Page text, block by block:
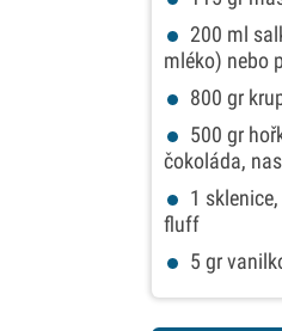
200 ml
mléko) nebo
800 gr
500 gr
čokoláda,
1
fluff
5 gr